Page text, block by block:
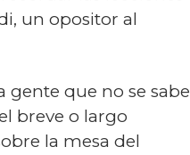
un opositor al
gente que no se sabe
breve o largo
la mesa del